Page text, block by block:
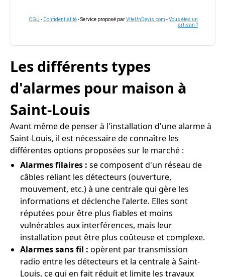
CGU - Confidentialité- Service proposé parViteUnDevis.com -Vous êtes un
artisan ?
Les différents types
d'alarmes pour maison à
Saint-Louis
Avant même de penser à l'installation d'une alarme à
Saint-Louis, il est nécessaire de connaître les
différentes options proposées sur le marché :
Alarmes filaires : se composent d'un réseau de
câbles reliant les détecteurs (ouverture,
mouvement, etc.) à une centrale qui gère les
informations et déclenche l'alerte. Elles sont
réputées pour être plus fiables et moins
vulnérables aux interférences, mais leur
installation peut être plus coûteuse et complexe.
Alarmes sans fil : opèrent par transmission
radio entre les détecteurs et la centrale à Saint-
Louis, ce qui en fait réduit et limite les travaux